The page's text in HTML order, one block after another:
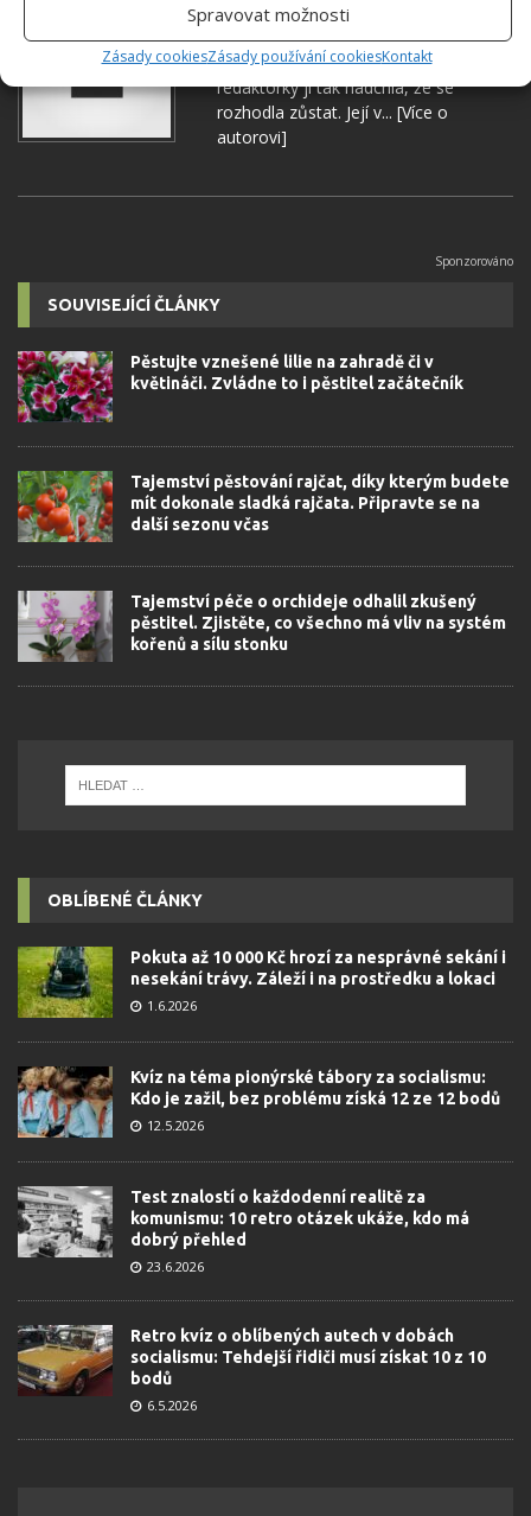
Spravovat možnosti
Zásady cookiesZásady používání cookiesKontakt
Do redakce Bydlimeutulne.cz se
přidala během svých studií a práce
redaktorky ji tak nadchla, že se
rozhodla zůstat. Její v... [Více o
autorovi]
SOUVISEJÍCÍ ČLÁNKY
Pěstujte vznešené lilie na zahradě či v
květináči. Zvládne to i pěstitel začátečník
Tajemství pěstování rajčat, díky kterým budete
mít dokonale sladká rajčata. Připravte se na
další sezonu včas
Tajemství péče o orchideje odhalil zkušený
pěstitel. Zjistěte, co všechno má vliv na systém
kořenů a sílu stonku
OBLÍBENÉ ČLÁNKY
Pokuta až 10 000 Kč hrozí za nesprávné sekání i
nesekání trávy. Záleží i na prostředku a lokaci
1.6.2026
Kvíz na téma pionýrské tábory za socialismu:
Kdo je zažil, bez problému získá 12 ze 12 bodů
12.5.2026
Test znalostí o každodenní realitě za
komunismu: 10 retro otázek ukáže, kdo má
dobrý přehled
23.6.2026
Retro kvíz o oblíbených autech v dobách
socialismu: Tehdejší řidiči musí získat 10 z 10
bodů
6.5.2026